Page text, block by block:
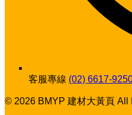
客服專線 (02) 6617-
© 2026 BMYP 建材大黃頁 All